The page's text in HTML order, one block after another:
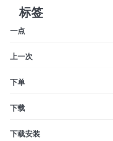
标签
一点
上一次
下单
下载
下载安装